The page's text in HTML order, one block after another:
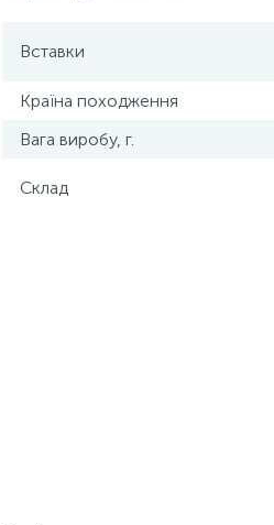
Вставки
Країна походження
Вага виробу, г.
Склад